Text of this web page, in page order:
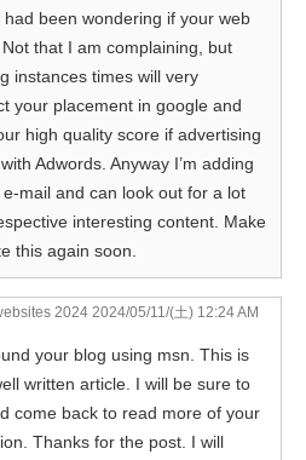
had been wondering if your web
that I am complaining, but
instances times will very
your placement in google and
high quality score if advertising
Adwords. Anyway I’m adding
mail and can look out for a lot
interesting content. Make
this again soon.
2024 2024/05/11/(土) 12:24 AM
your blog using msn. This is
written article. I will be sure to
come back to read more of your
Thanks for the post. I will